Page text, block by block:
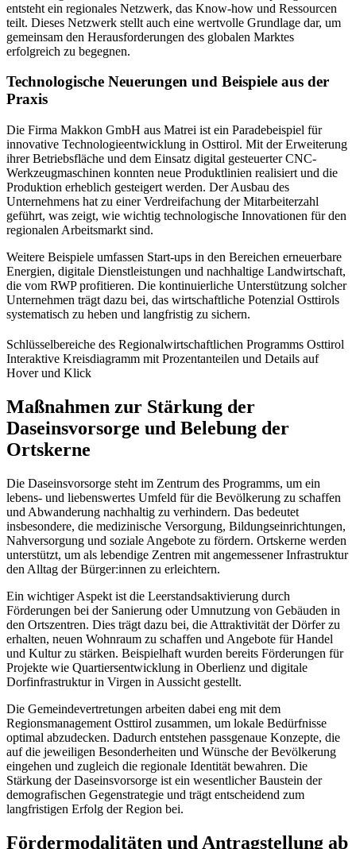
entsteht ein regionales Netzwerk, das Know-how und Ressourcen
teilt. Dieses Netzwerk stellt auch eine wertvolle Grundlage dar, um
gemeinsam den Herausforderungen des globalen Marktes
erfolgreich zu begegnen.
Technologische Neuerungen und Beispiele aus der
Praxis
Die Firma Makkon GmbH aus Matrei ist ein Paradebeispiel für
innovative Technologieentwicklung in Osttirol. Mit der Erweiterung
ihrer Betriebsfläche und dem Einsatz digital gesteuerter CNC-
Werkzeugmaschinen konnten neue Produktlinien realisiert und die
Produktion erheblich gesteigert werden. Der Ausbau des
Unternehmens hat zu einer Verdreifachung der Mitarbeiterzahl
geführt, was zeigt, wie wichtig technologische Innovationen für den
regionalen Arbeitsmarkt sind.
Weitere Beispiele umfassen Start-ups in den Bereichen erneuerbare
Energien, digitale Dienstleistungen und nachhaltige Landwirtschaft,
die vom RWP profitieren. Die kontinuierliche Unterstützung solcher
Unternehmen trägt dazu bei, das wirtschaftliche Potenzial Osttirols
systematisch zu heben und langfristig zu sichern.
Schlüsselbereiche des Regionalwirtschaftlichen Programms Osttirol
Interaktive Kreisdiagramm mit Prozentanteilen und Details auf
Hover und Klick
Maßnahmen zur Stärkung der
Daseinsvorsorge und Belebung der
Ortskerne
Die Daseinsvorsorge steht im Zentrum des Programms, um ein
lebens- und liebenswertes Umfeld für die Bevölkerung zu schaffen
und Abwanderung nachhaltig zu verhindern. Das bedeutet
insbesondere, die medizinische Versorgung, Bildungseinrichtungen,
Nahversorgung und soziale Angebote zu fördern. Ortskerne werden
unterstützt, um als lebendige Zentren mit angemessener Infrastruktur
den Alltag der Bürger:innen zu erleichtern.
Ein wichtiger Aspekt ist die Leerstandsaktivierung durch
Förderungen bei der Sanierung oder Umnutzung von Gebäuden in
den Ortszentren. Dies trägt dazu bei, die Attraktivität der Dörfer zu
erhalten, neuen Wohnraum zu schaffen und Angebote für Handel
und Kultur zu stärken. Beispielhaft wurden bereits Förderungen für
Projekte wie Quartiersentwicklung in Oberlienz und digitale
Dorfinfrastruktur in Virgen in Aussicht gestellt.
Die Gemeindevertretungen arbeiten dabei eng mit dem
Regionsmanagement Osttirol zusammen, um lokale Bedürfnisse
optimal abzudecken. Dadurch entstehen passgenaue Konzepte, die
auf die jeweiligen Besonderheiten und Wünsche der Bevölkerung
eingehen und zugleich die regionale Identität bewahren. Die
Stärkung der Daseinsvorsorge ist ein wesentlicher Baustein der
demografischen Gegenstrategie und trägt entscheidend zum
langfristigen Erfolg der Region bei.
Fördermodalitäten und Antragstellung ab